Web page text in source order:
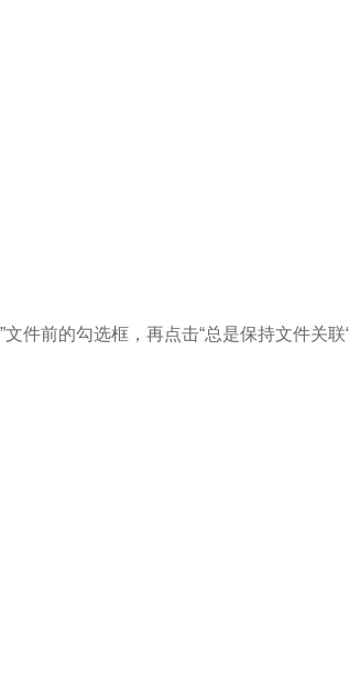
件前的勾选框，再点击“总是保持文件关